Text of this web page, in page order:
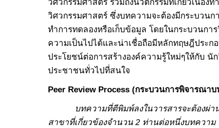
วิศวกรรมศาสตร์ ซึ่งบทความจะต้องมีกระบวน
ทำการทดลองหรือเก็บข้อมูล โดยในกระบวนกา
ความเป็นไปได้และน่าเชื่อถือมีหลักทฤษฎีประก
ประโยชน์ต่อการสร้างองค์ความรู้ใหม่ๆให้กับ นั
ประชาชนทั่วไปที่สนใจ
Peer Review Process (กระบวนการพิจารณา
บทความที่ตีพิมพ์ลงในวารสารจะต้องผ่าน
สาขาที่เกี่ยวข้องจำนวน 2 ท่านต่อหนึ่งบทความ